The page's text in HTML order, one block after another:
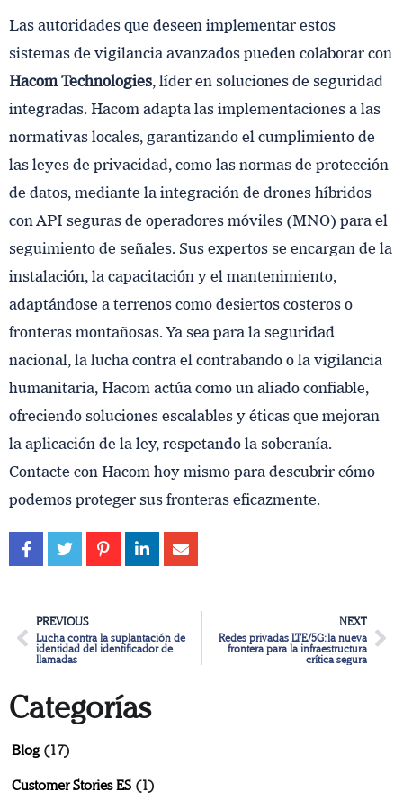
Las autoridades que deseen implementar estos
sistemas de vigilancia avanzados pueden colaborar con
Hacom Technologies, líder en soluciones de seguridad
integradas. Hacom adapta las implementaciones a las
normativas locales, garantizando el cumplimiento de
las leyes de privacidad, como las normas de protección
de datos, mediante la integración de drones híbridos
con API seguras de operadores móviles (MNO) para el
seguimiento de señales. Sus expertos se encargan de la
instalación, la capacitación y el mantenimiento,
adaptándose a terrenos como desiertos costeros o
fronteras montañosas. Ya sea para la seguridad
nacional, la lucha contra el contrabando o la vigilancia
humanitaria, Hacom actúa como un aliado confiable,
ofreciendo soluciones escalables y éticas que mejoran
la aplicación de la ley, respetando la soberanía.
Contacte con Hacom hoy mismo para descubrir cómo
podemos proteger sus fronteras eficazmente.
PREVIOUS
Lucha contra la suplantación de
identidad del identificador de
llamadas
NEXT
Redes privadas LTE/5G: la nueva
frontera para la infraestructura
crítica segura
Categorías
Blog (17)
Customer Stories ES (1)